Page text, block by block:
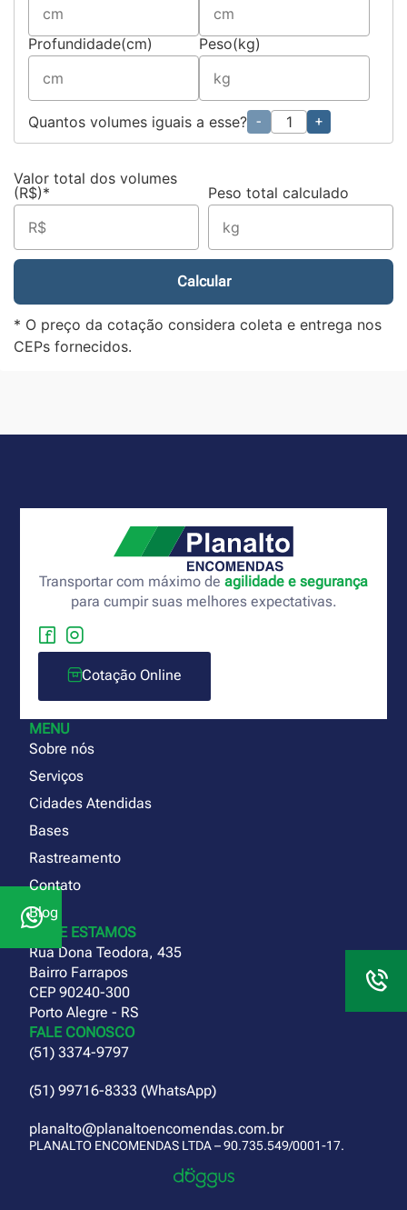
Profundidade(cm) Peso(kg)
Quantos volumes iguais a esse? - +
Valor total dos volumes
(R$)*
Peso total calculado
Calcular
* O preço da cotação considera coleta e entrega nos
CEPs fornecidos.
Transportar com máximo de agilidade e segurança
para cumpir suas melhores expectativas.
Cotação Online
MENU
Sobre nós
Serviços
Cidades Atendidas
Bases
Rastreamento
Contato
Blog
ONDE ESTAMOS
Rua Dona Teodora, 435
Bairro Farrapos
CEP 90240-300
Porto Alegre - RS
FALE CONOSCO
(51) 3374-9797
(51) 99716-8333 (WhatsApp)
planalto@planaltoencomendas.com.br
PLANALTO ENCOMENDAS LTDA – 90.735.549/0001-17.